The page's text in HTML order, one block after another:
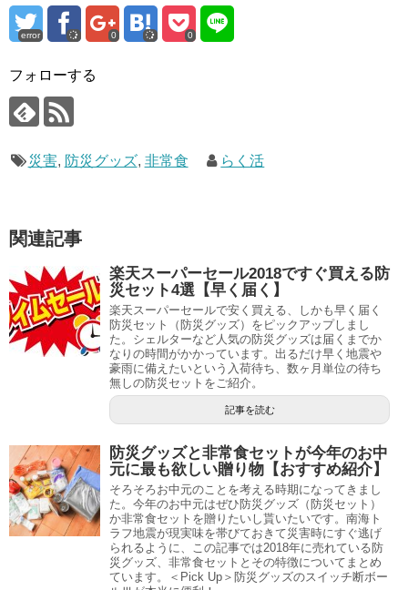
error 0 0
フォローする
災害, 防災グッズ, 非常食 らく活
関連記事
楽天スーパーセール2018ですぐ買える防
災セット4選【早く届く】
楽天スーパーセールで安く買える、しかも早く届く
防災セット（防災グッズ）をピックアップしまし
た。シェルターなど人気の防災グッズは届くまでか
なりの時間がかかっています。出るだけ早く地震や
豪雨に備えたいという入荷待ち、数ヶ月単位の待ち
無しの防災セットをご紹介。
記事を読む
防災グッズと非常食セットが今年のお中
元に最も欲しい贈り物【おすすめ紹介】
そろそろお中元のことを考える時期になってきまし
た。今年のお中元はぜひ防災グッズ（防災セット）
か非常食セットを贈りたいし貰いたいです。南海ト
ラフ地震が現実味を帯びておきて災害時にすぐ逃げ
られるように、この記事では2018年に売れている防
災グッズ、非常食セットとその特徴についてまとめ
ています。＜Pick Up＞防災グッズのスイッチ断ボー